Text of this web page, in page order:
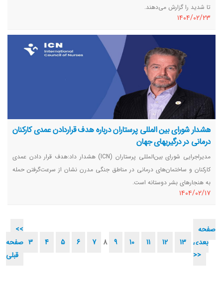
تا شدید را گزارش می‌دهند.
١٤٠٤/٠٢/٢٣
هشدار شورای بین المللی پرستاران درباره هدف قراردادن عمدی کارکنان
درمانی در درگیریهای جهان
مدیراجرایی شورای بین‌المللی پرستاران (ICN) هشدار داد:هدف قرار دادن عمدی
کارکنان و ساختمان‌های درمانی در مناطق جنگی مدرن نشان از سرعت‌گرفتن حمله
به هنجارهای بشر دوستانه است.
١٤٠٤/٠٢/١٧
<<
صفحه
قبلی
3 4 5 6 7 8 9 10 11 12 13
صفحه
بعدی
>>